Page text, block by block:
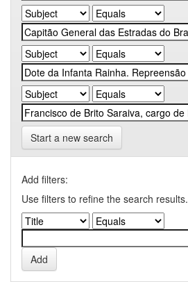
Start a new search
Add filters:
Use filters to refine the search results.